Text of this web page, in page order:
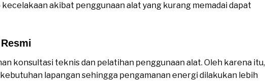
akibat penggunaan alat yang kurang memadai dapat
konsultasi teknis dan pelatihan penggunaan alat. Oleh karena itu,
lapangan sehingga pengamanan energi dilakukan lebih